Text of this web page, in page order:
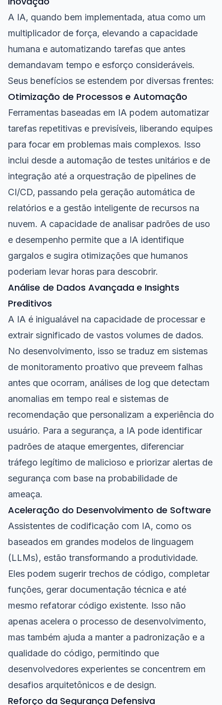
A IA, quando bem implementada, atua como um
multiplicador de força, elevando a capacidade
humana e automatizando tarefas que antes
demandavam tempo e esforço consideráveis.
Seus benefícios se estendem por diversas frentes:
Otimização de Processos e Automação
Ferramentas baseadas em IA podem automatizar
tarefas repetitivas e previsíveis, liberando equipes
para focar em problemas mais complexos. Isso
inclui desde a automação de testes unitários e de
integração até a orquestração de pipelines de
CI/CD, passando pela geração automática de
relatórios e a gestão inteligente de recursos na
nuvem. A capacidade de analisar padrões de uso
e desempenho permite que a IA identifique
gargalos e sugira otimizações que humanos
poderiam levar horas para descobrir.
Análise de Dados Avançada e Insights
Preditivos
A IA é inigualável na capacidade de processar e
extrair significado de vastos volumes de dados.
No desenvolvimento, isso se traduz em sistemas
de monitoramento proativo que preveem falhas
antes que ocorram, análises de log que detectam
anomalias em tempo real e sistemas de
recomendação que personalizam a experiência do
usuário. Para a segurança, a IA pode identificar
padrões de ataque emergentes, diferenciar
tráfego legítimo de malicioso e priorizar alertas de
segurança com base na probabilidade de
ameaça.
Aceleração do Desenvolvimento de Software
Assistentes de codificação com IA, como os
baseados em grandes modelos de linguagem
(LLMs), estão transformando a produtividade.
Eles podem sugerir trechos de código, completar
funções, gerar documentação técnica e até
mesmo refatorar código existente. Isso não
apenas acelera o processo de desenvolvimento,
mas também ajuda a manter a padronização e a
qualidade do código, permitindo que
desenvolvedores experientes se concentrem em
desafios arquitetônicos e de design.
Reforço da Segurança Defensiva